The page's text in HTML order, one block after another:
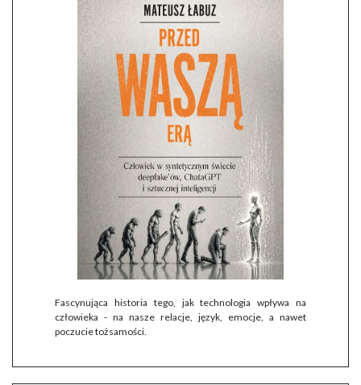
Fascynująca historia tego, jak technologia wpływa na
człowieka - na nasze relacje, język, emocje, a nawet
poczucie tożsamości.